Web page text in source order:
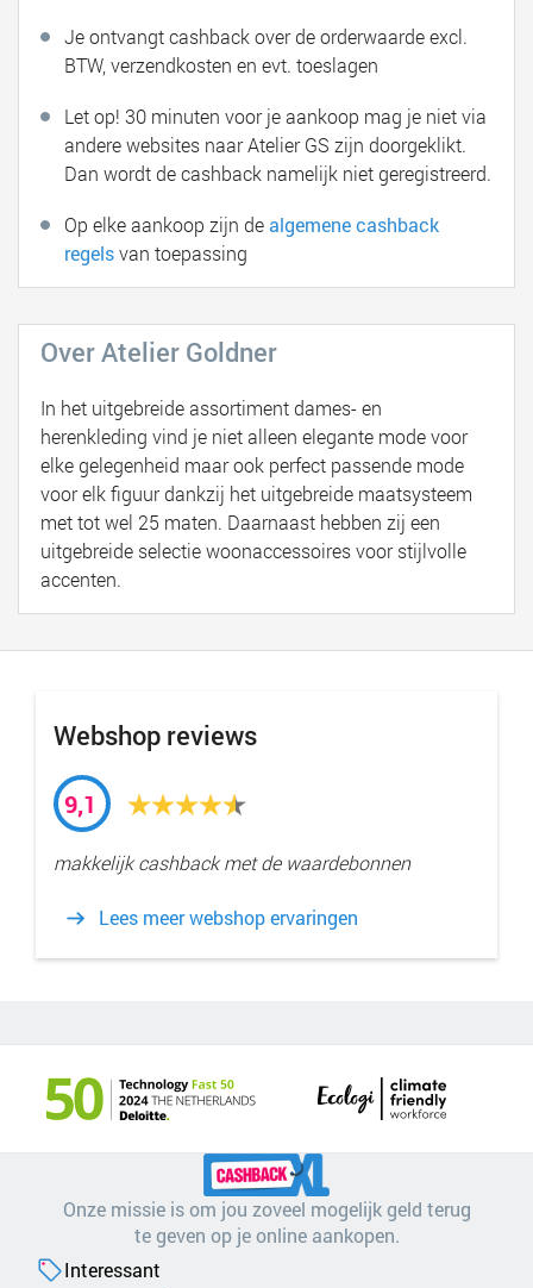
Je ontvangt cashback over de orderwaarde excl.
BTW, verzendkosten en evt. toeslagen
Let op! 30 minuten voor je aankoop mag je niet via
andere websites naar Atelier GS zijn doorgeklikt.
Dan wordt de cashback namelijk niet geregistreerd.
Op elke aankoop zijn dealgemene cashback
regelsvan toepassing
Over Atelier Goldner
In het uitgebreide assortiment dames- en
herenkleding vind je niet alleen elegante mode voor
elke gelegenheid maar ook perfect passende mode
voor elk figuur dankzij het uitgebreide maatsysteem
met tot wel 25 maten. Daarnaast hebben zij een
uitgebreide selectie woonaccessoires voor stijlvolle
accenten.
Webshop reviews
9,1
makkelijk cashback met de waardebonnen
Lees meer webshop ervaringen
Onze missie is om jou zoveel mogelijk geld terug
te geven op je online aankopen.
Interessant